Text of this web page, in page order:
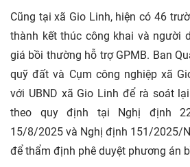
Cũng tại xã Gio Linh, hiện có 46
thành kết thúc công khai và người
giá bồi thường hỗ trợ GPMB. Ban
quỹ đất và Cụm công nghiệp xã
với UBND xã Gio Linh để rà soát
theo quy định tại Nghị định
15/8/2025 và Nghị định 151/2025/
để thẩm định phê duyệt phương án